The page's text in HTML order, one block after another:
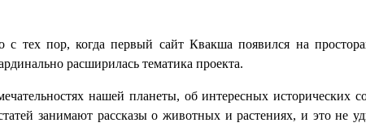
с тех пор, когда первый сайт Квакша появился на
расширилась тематика проекта.
нашей планеты, об интересных исторических
занимают рассказы о животных и растениях, и это не